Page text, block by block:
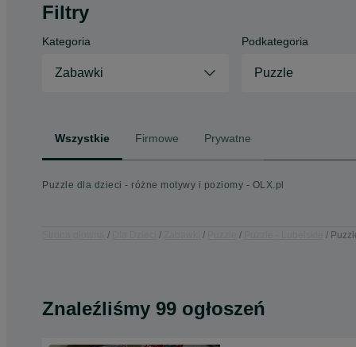
Filtry
Kategoria
Zabawki
Podkategoria
Puzzle
Wszystkie Firmowe Prywatne
Puzzle dla dzieci - różne motywy i poziomy - OLX.pl
Znaleźliśmy 99 ogłoszeń